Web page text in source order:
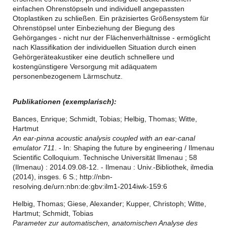
einfachen Ohrenstöpseln und individuell angepassten
Otoplastiken zu schließen. Ein präzisiertes Größensystem für
Ohrenstöpsel unter Einbeziehung der Biegung des
Gehörganges - nicht nur der Flächenverhältnisse - ermöglicht
nach Klassifikation der individuellen Situation durch einen
Gehörgeräteakustiker eine deutlich schnellere und
kostengünstigere Versorgung mit adäquatem
personenbezogenem Lärmschutz.
Publikationen (exemplarisch):
Bances, Enrique; Schmidt, Tobias; Helbig, Thomas; Witte,
Hartmut
An ear-pinna acoustic analysis coupled with an ear-canal
emulator 711
. - In: Shaping the future by engineering / Ilmenau
Scientific Colloquium. Technische Universität Ilmenau ; 58
(Ilmenau) : 2014.09.08-12. - Ilmenau : Univ.-Bibliothek, ilmedia
(2014), insges. 6 S.; http://nbn-
resolving.de/urn:nbn:de:gbv:ilm1-2014iwk-159:6
Helbig, Thomas; Giese, Alexander; Kupper, Christoph; Witte,
Hartmut; Schmidt, Tobias
Parameter zur automatischen, anatomischen Analyse des